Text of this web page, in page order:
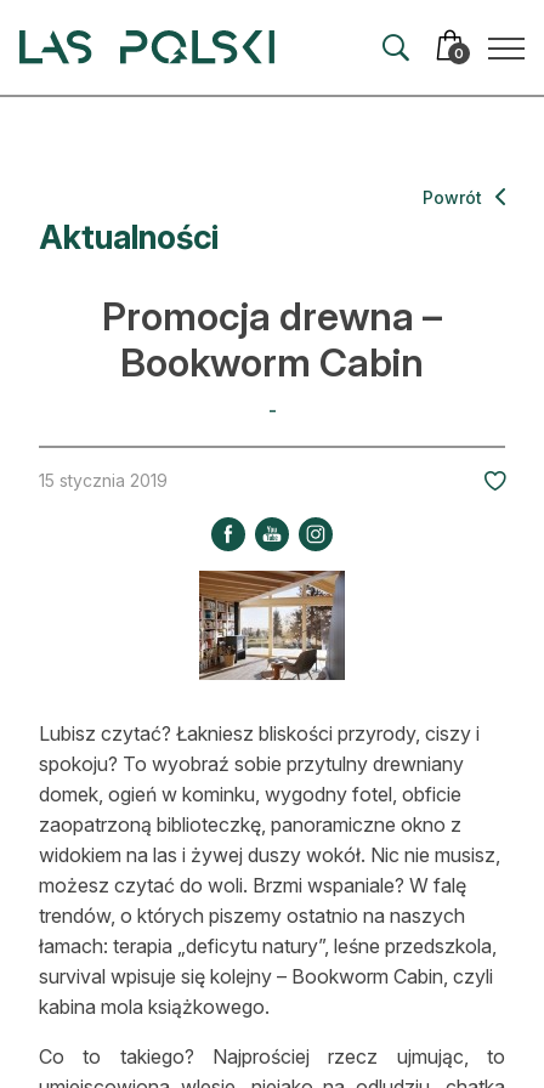
0
Artykuły
Hodowla lasu
Ochrona lasu
Nowe technologie
Kultura i historia
Strefa eksperta
Leśnik na zakupach
Z zagranicy
Edukacja
Lasy prywatne
O nas
100 lat „Lasu Polskiego”
Prenumerata
Aktualności
Powrót
Promocja drewna –
Bookworm Cabin
-
15 stycznia 2019
Lubisz czytać? Łakniesz bliskości przyrody, ciszy i
spokoju? To wyobraź sobie przytulny drewniany
domek, ogień w kominku, wygodny fotel, obficie
zaopatrzoną biblioteczkę, panoramiczne okno z
widokiem na las i żywej duszy wokół. Nic nie musisz,
możesz czytać do woli. Brzmi wspaniale? W falę
trendów, o których piszemy ostatnio na naszych
łamach: terapia „deficytu natury”, leśne przedszkola,
survival wpisuje się kolejny – Bookworm Cabin, czyli
kabina mola książkowego.
Co to takiego? Najprościej rzecz ujmując, to